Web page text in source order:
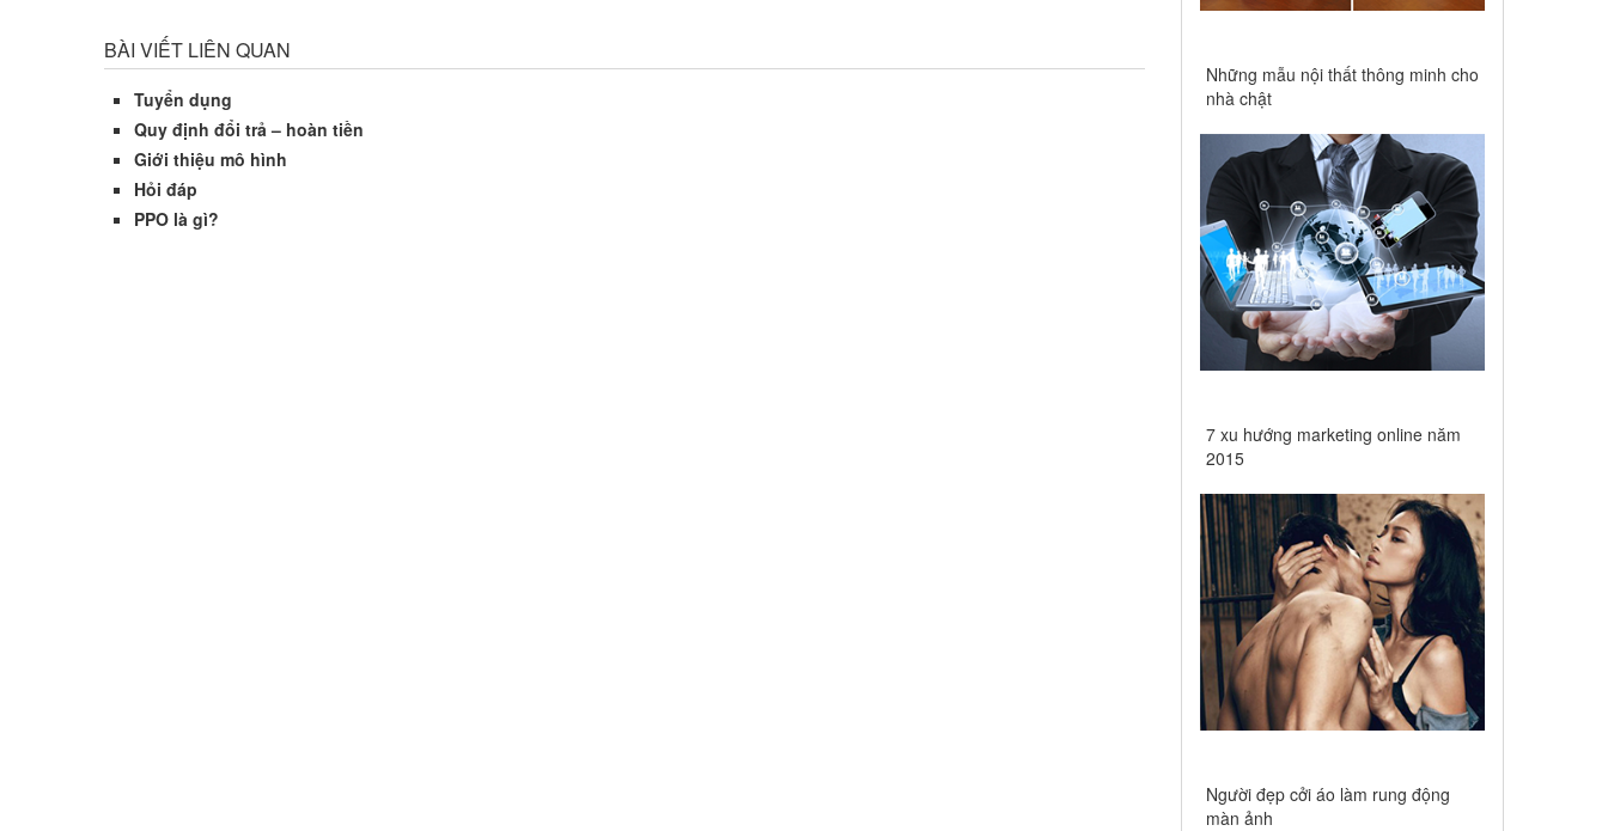
BÀI VIẾT LIÊN QUAN
Tuyển dụng
Quy định đổi trả – hoàn tiền
Giới thiệu mô hình
Hỏi đáp
PPO là gì?
Những mẫu nội thất thông minh cho
nhà chật
7 xu hướng marketing online năm
2015
Người đẹp cởi áo làm rung động
màn ảnh